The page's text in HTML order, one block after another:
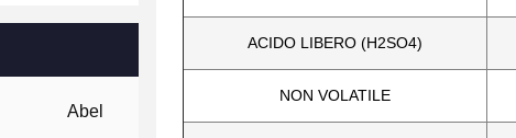
Abel
ACIDO LIBERO (H2SO4)
NON VOLATILE